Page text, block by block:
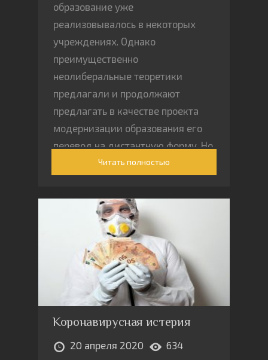
образование уже
реализовывалось в некоторых
учреждениях. Однако
преимущественно
неолиберальные теоретики
предлагали и продолжают
предлагать в качестве проекта
модернизации образования его
перевод на дистантную форму. Но
вместо модернизации удаленка
Читать полностью
Коронавирусная истерия
20 апреля 2020
634